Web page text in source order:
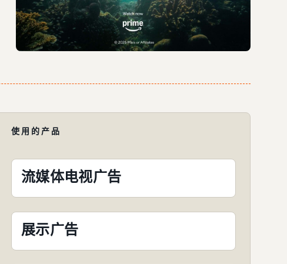
使用的产品
流媒体电视广告
展示广告